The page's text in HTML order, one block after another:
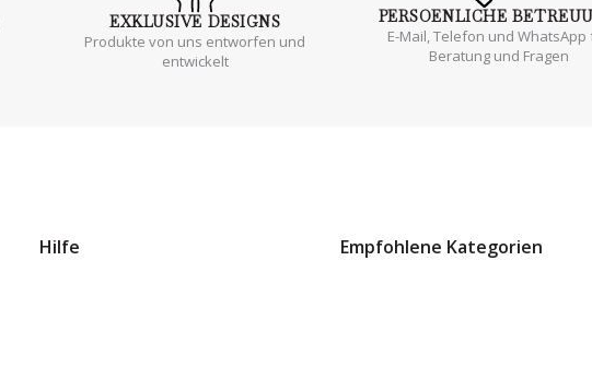
EXKLUSIVE DESIGNS
Produkte von uns entworfen und
entwickelt
PERSOENLICHE
E-Mail, Telefon und WhatsApp
Beratung und Fragen
Hilfe Empfohlene Kategorien